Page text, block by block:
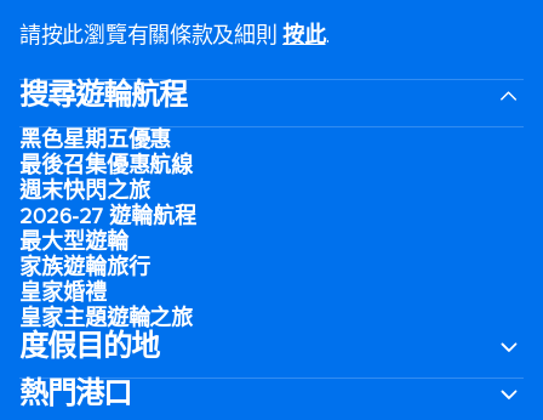
請按此瀏覽有關條款及細則按此.
搜尋遊輪航程
黑色星期五優惠
最後召集優惠航線
週末快閃之旅
2026-27 遊輪航程
最大型遊輪
家族遊輪旅行
皇家婚禮
皇家主題遊輪之旅
度假目的地
熱門港口